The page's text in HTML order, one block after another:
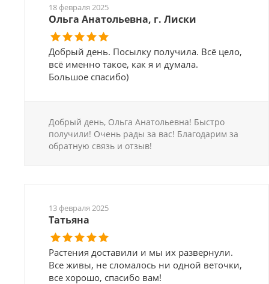
18 февраля 2025
Ольга Анатольевна, г. Лиски
Добрый день. Посылку получила. Всё цело,
всё именно такое, как я и думала.
Большое спасибо)
Добрый день, Ольга Анатольевна! Быстро
получили! Очень рады за вас! Благодарим за
обратную связь и отзыв!
13 февраля 2025
Татьяна
Растения доставили и мы их развернули.
Все живы, не сломалось ни одной веточки,
все хорошо, спасибо вам!